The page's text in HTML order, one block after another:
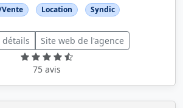
Location Syndic
détails Site web de l'agence
75 avis